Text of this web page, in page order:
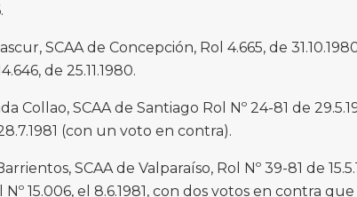
SCAA de Concepción, Rol 4.665, de
de 25.11.1980.
Collao, SCAA de Santiago Rol Nº 24-81 de
(con un voto en contra).
SCAA de Valparaíso, Rol Nº 39-81 de
Nº 15.006, el 8.6.1981, con dos votos en contra